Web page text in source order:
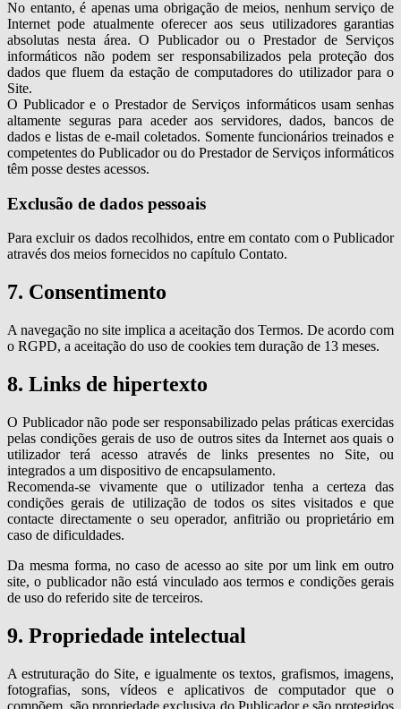
No entanto, é apenas uma obrigação de meios, nenhum serviço de
Internet pode atualmente oferecer aos seus utilizadores garantias
absolutas nesta área. O Publicador ou o Prestador de Serviços
informáticos não podem ser responsabilizados pela proteção dos
dados que fluem da estação de computadores do utilizador para o
Site.
O Publicador e o Prestador de Serviços informáticos usam senhas
altamente seguras para aceder aos servidores, dados, bancos de
dados e listas de e-mail coletados. Somente funcionários treinados e
competentes do Publicador ou do Prestador de Serviços informáticos
têm posse destes acessos.
Exclusão de dados pessoais
Para excluir os dados recolhidos, entre em contato com o Publicador
através dos meios fornecidos no capítulo Contato.
7. Consentimento
A navegação no site implica a aceitação dos Termos. De acordo com
o RGPD, a aceitação do uso de cookies tem duração de 13 meses.
8. Links de hipertexto
O Publicador não pode ser responsabilizado pelas práticas exercidas
pelas condições gerais de uso de outros sites da Internet aos quais o
utilizador terá acesso através de links presentes no Site, ou
integrados a um dispositivo de encapsulamento.
Recomenda-se vivamente que o utilizador tenha a certeza das
condições gerais de utilização de todos os sites visitados e que
contacte directamente o seu operador, anfitrião ou proprietário em
caso de dificuldades.
Da mesma forma, no caso de acesso ao site por um link em outro
site, o publicador não está vinculado aos termos e condições gerais
de uso do referido site de terceiros.
9. Propriedade intelectual
A estruturação do Site, e igualmente os textos, grafismos, imagens,
fotografias, sons, vídeos e aplicativos de computador que o
compõem, são propriedade exclusiva do Publicador e são protegidos